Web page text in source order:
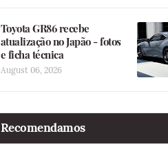
Toyota GR86 recebe
atualização no Japão - fotos
e ficha técnica
August 06, 2026
Recomendamos